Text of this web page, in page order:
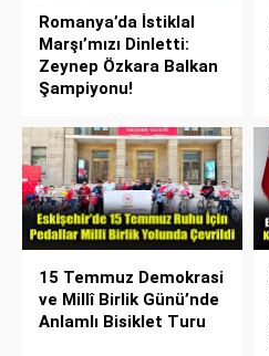
Romanya’da İstiklal
Marşı’mızı Dinletti:
Zeynep Özkara Balkan
Şampiyonu!
15 Temmuz Demokrasi
ve Millî Birlik Günü’nde
Anlamlı Bisiklet Turu